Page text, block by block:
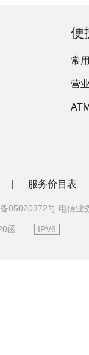
便
常
营
服务价目表
05020372号 电信业
函 IPV6